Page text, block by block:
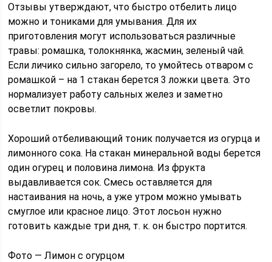
Отзывы утверждают, что быстро отбелить лицо
можно и тониками для умывания. Для их
приготовления могут использоваться различные
травы: ромашка, толокнянка, жасмин, зеленый чай.
Если личико сильно загорело, то умойтесь отваром с
ромашкой – на 1 стакан берется 3 ложки цвета. Это
нормализует работу сальных желез и заметно
осветлит покровы.
Хороший отбеливающий тоник получается из огурца и
лимонного сока. На стакан минеральной воды берется
один огурец и половина лимона. Из фрукта
выдавливается сок. Смесь оставляется для
настаивания на ночь, а уже утром можно умывать
смуглое или красное лицо. Этот лосьон нужно
готовить каждые три дня, т. к. он быстро портится.
Фото — Лимон с огурцом